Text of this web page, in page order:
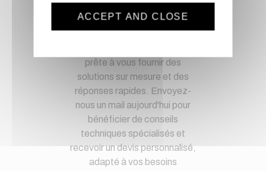
d'esprit en confiant vos
demandes techniques et devis
à notre service clients par mail.
prête à vous fournir des
solutions sur mesure et des
réponses rapides. Envoyez-
nous un mail aujourd'hui pour
bénéficier de conseils
techniques spécialisés et
recevoir un devis personnalisé,
adapté à vos besoins
ACCEPT AND CLOSE